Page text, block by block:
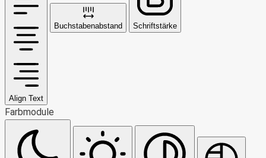
Align Text
Buchstabenabstand Schriftstärke
Farbmodule